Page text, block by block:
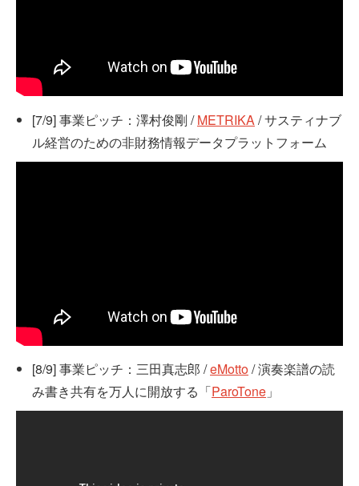
[7/9] 事業ピッチ：澤村俊剛 /METRIKA / サスティナブ
ル経営のための非財務情報データプラットフォーム
[8/9] 事業ピッチ：三田真志郎 /eMotto/ 演奏楽譜の読
み書き共有を万人に開放する「ParoTone 」